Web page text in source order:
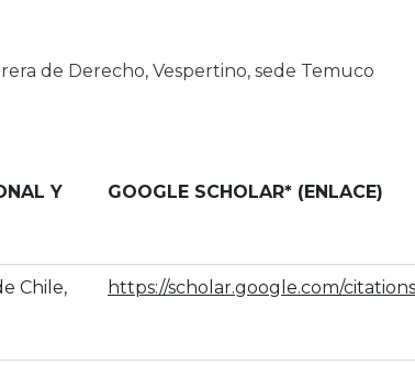
de Derecho, Vespertino, sede Temuco
Y
GOOGLE SCHOLAR* (ENLACE)
Chile,
https://scholar.google.com/